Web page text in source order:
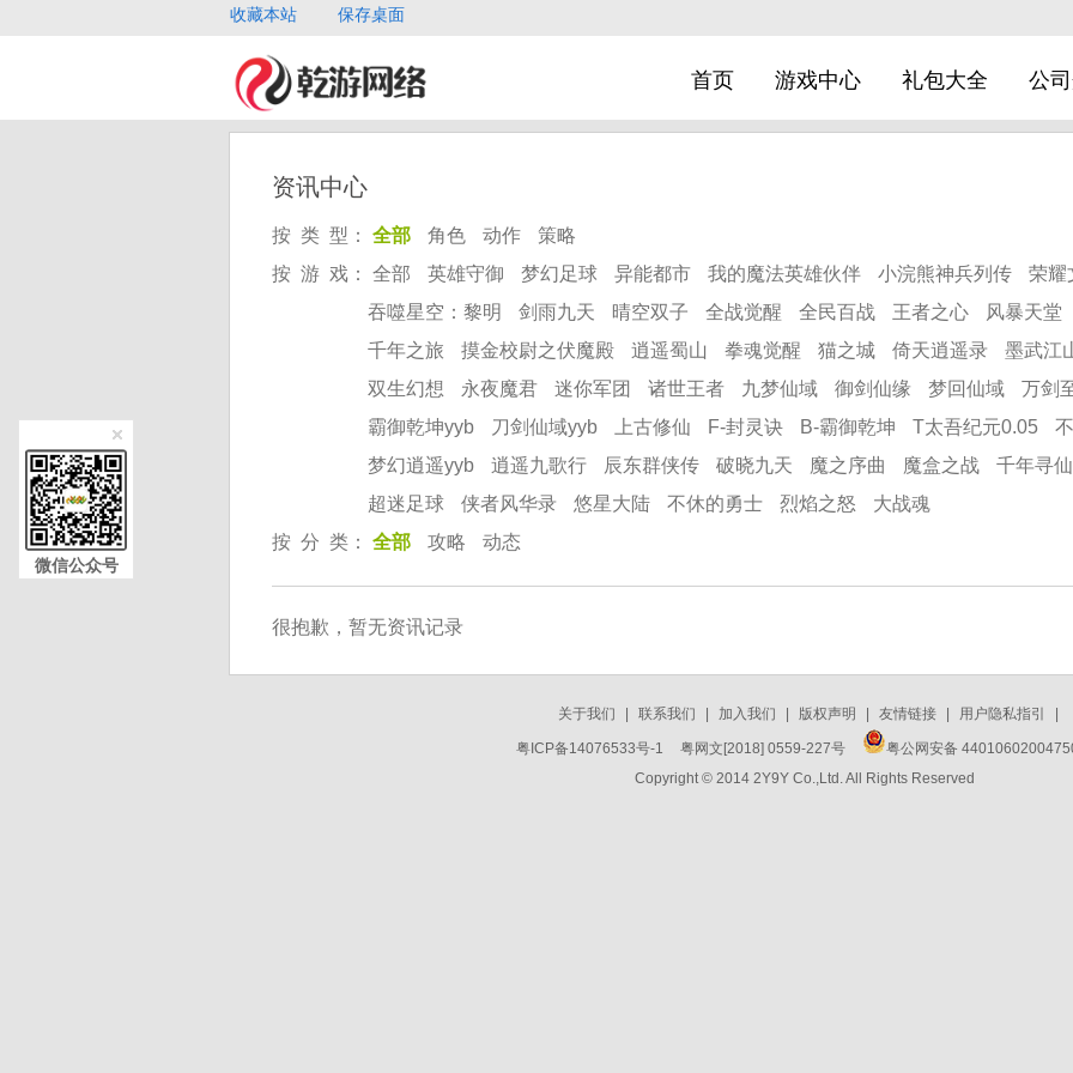
微信公众号
收藏本站 保存桌面
首页 游戏中心 礼包大全 公
资讯中心
按 类 型： 全部 角色 动作
策略
按 游 戏：
全部 英雄守御 梦幻足球 异能都市 我的魔法英雄伙伴 小浣熊神兵列传
荣耀
吞噬星空：黎明
剑雨九天 晴空双子 全战觉醒 全民百战 王者之心
风暴天堂
千年之旅
摸金校尉之伏魔殿 逍遥蜀山 拳魂觉醒 猫之城 倚天逍遥录
墨武江
双生幻想
永夜魔君 迷你军团 诸世王者 九梦仙域 御剑仙缘 梦回仙域
万剑
霸御乾坤yyb
刀剑仙域yyb 上古修仙 F-封灵诀 B-霸御乾坤 T太吾纪元0.05
梦幻逍遥yyb
逍遥九歌行 辰东群侠传 破晓九天 魔之序曲 魔盒之战
千年寻仙
超迷足球
侠者风华录 悠星大陆 不休的勇士 烈焰之怒
大战魂
按 分 类：
全部 攻略 动态
很抱歉，暂无资讯记录
关于我们 联系我们 加入我们 版权声明 友情链接 用户隐私指引
粤ICP备14076533号-1 粤网文[2018] 0559-227号
粤公网安备
Copyright © 2014 2Y9Y Co.,Ltd. All Rights Reserved